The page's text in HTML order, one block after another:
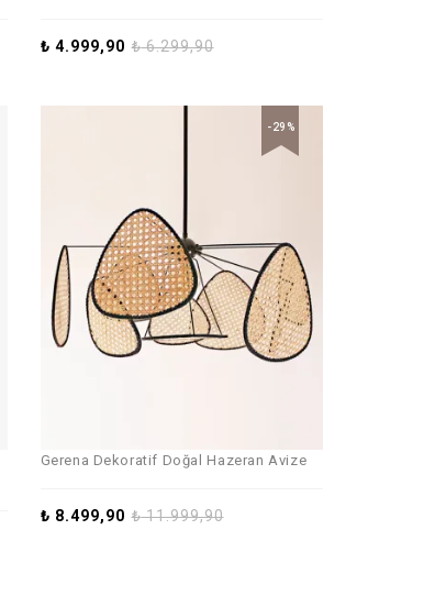
₺6.299,90
₺ 4.999,90
-29%
Gerena Dekoratif Doğal Hazeran Avize
₺11.999,90
₺ 8.499,90